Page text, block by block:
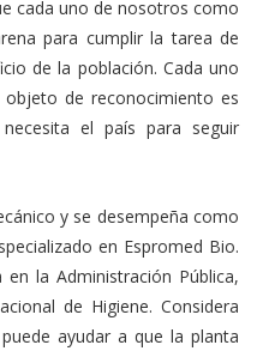
cada uno de nosotros como
para cumplir la tarea de
de la población. Cada uno
de reconocimiento es
el país para seguir
y se desempeña como
en Espromed Bio.
la Administración Pública,
de Higiene. Considera
ayudar a que la planta